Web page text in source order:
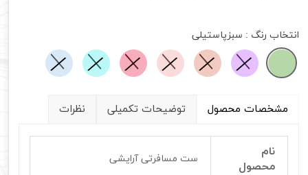
انتخاب رنگ : سبزپاستیلی
مشخصات محصول توضیحات تکمیلی نظرات
نام
محصول
ست مسافرتی آرایشی